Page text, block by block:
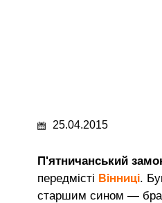
25.04.2015
П'ятничанський
передмісті Вінниці.
старшим сином —